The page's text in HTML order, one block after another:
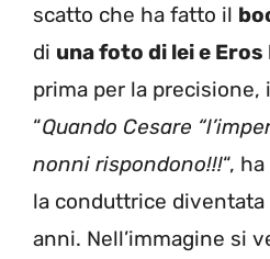
scatto che ha fatto il
di una foto di lei e
prima per la
“Quando Cesare
nonni rispondono!!!“,
la conduttrice
anni. Nell’immagine si